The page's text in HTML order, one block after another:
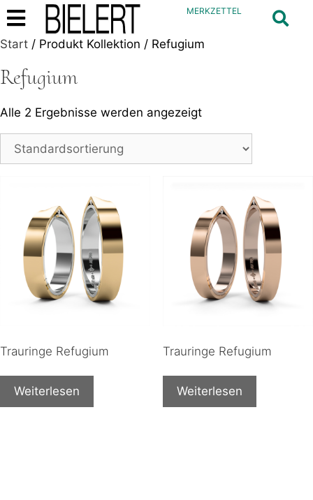
MERKZETTEL
Start / Produkt Kollektion / Refugium
Refugium
Alle 2 Ergebnisse werden angezeigt
Trauringe Refugium
Weiterlesen
Trauringe Refugium
Weiterlesen